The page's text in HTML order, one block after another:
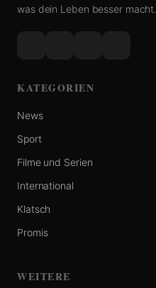
was dein Leben besser macht.
KATEGORIEN
News
Sport
Filme und Serien
International
Klatsch
Promis
WEITERE